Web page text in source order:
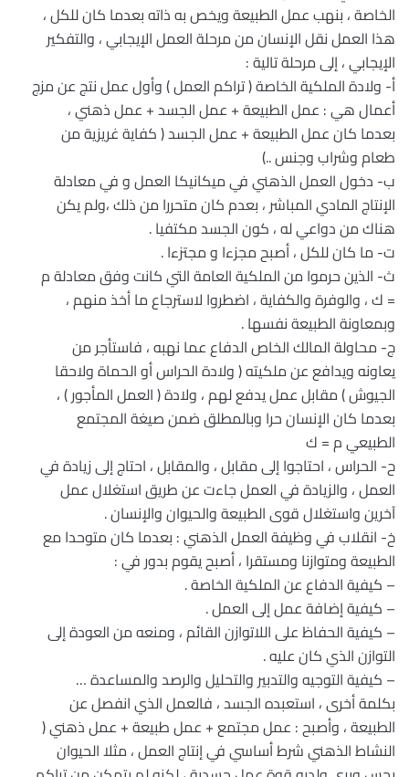
الخاصة ، بنهب عمل الطبيعة ويخص به ذاته بعدما كان للكل ،
هذا العمل نقل الإنسان من مرحلة العمل الإيجابي ، والتفكير
الإيجابي ، إلى مرحلة تالية :
أ‌- ولادة الملكية الخاصة ( تراكم العمل ) وأول عمل نتج عن مزج
أعمال هي : عمل الطبيعة + عمل الجسد + عمل ذهني ،
بعدما كان عمل الطبيعة + عمل الجسد ( كفاية غريزية من
طعام وشراب وجنس ..)
ب‌- دخول العمل الذهني في ميكانيكا العمل و في معادلة
الإنتاج المادي المباشر ، بعدم كان متحررا من ذلك ،ولم يكن
هناك من دواعي له ، كون الجسد مكتفيا .
ت‌- ما كان للكل ، أصبح مجزءا و مجتزءا .
ث‌- الذين حرموا من الملكية العامة التي كانت وفق معادلة م
= ك ، والوفرة والكفاية ، اضطروا لاسترجاع ما أخذ منهم ،
وبمعاونة الطبيعة نفسها .
ج‌- محاولة المالك الخاص الدفاع عما نهبه ، فاستأجر من
يعاونه ويدافع عن ملكيته ( ولادة الحراس أو الحماة ولاحقا
الجيوش ) مقابل عمل يدفع لهم ، ولادة ( العمل المأجور ) ،
بعدما كان الإنسان حرا وبالمطلق ضمن صيغة المجتمع
الطبيعي م = ك
ح‌- الحراس ، احتاجوا إلى مقابل ، والمقابل ، احتاج إلى زيادة في
العمل ، والزيادة في العمل جاءت عن طريق استغلال عمل
آخرين واستغلال قوى الطبيعة والحيوان والإنسان .
خ‌- انقلاب في وظيفة العمل الذهني : بعدما كان متوحدا مع
الطبيعة ومتوازنا ومستقرا ، أصبح يقوم بدور في :
– كيفية الدفاع عن الملكية الخاصة .
– كيفية إضافة عمل إلى العمل .
– كيفية الحفاظ على اللاتوازن القائم ، ومنعه من العودة إلى
التوازن الذي كان عليه .
– كيفية التوجيه والتدبير والتحليل والرصد والمساعدة …
بكلمة أخرى ، استعبده الجسد ، فالعمل الذي انفصل عن
الطبيعة ، وأصبح : عمل مجتمع + عمل طبيعة + عمل ذهني (
النشاط الذهني شرط أساسي في إنتاج العمل ، مثلا الحيوان